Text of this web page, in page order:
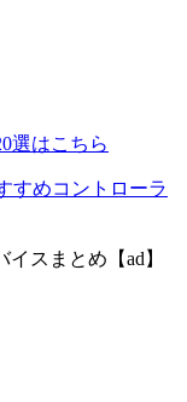
選はこちら
すめコントローラ
スまとめ【ad】